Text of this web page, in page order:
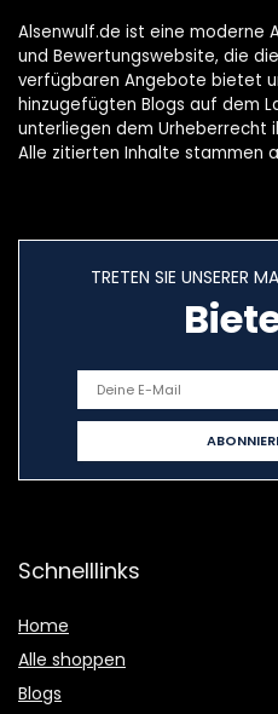
Alsenwulf.de ist eine moderne
und Bewertungswebsite, die
verfügbaren Angebote bietet
hinzugefügten Blogs auf dem
unterliegen dem Urheberrecht
Alle zitierten Inhalte stammen
TRETEN SIE UNSERER
Schnelllinks
Home
Alle shoppen
Blogs